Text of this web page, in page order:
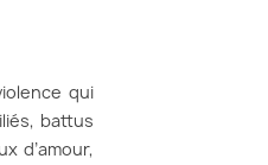
qui
battus
d’amour,